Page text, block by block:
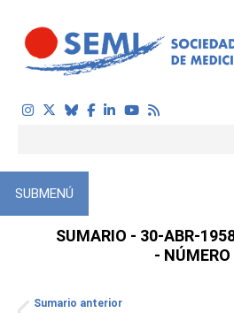
SUMARIO - 30-ABR-
- NÚMERO
SUBMENÚ
Sumario anterior